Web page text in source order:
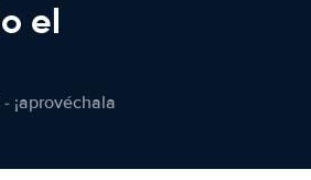
el
¡aprovéchala